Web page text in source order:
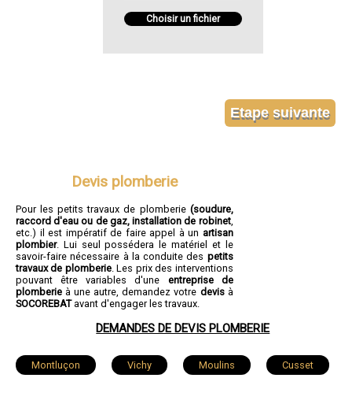
Choisir un fichier
Devis plomberie
Pour les petits travaux de plomberie (soudure,
raccord d'eau ou de gaz, installation de robinet,
etc.) il est impératif de faire appel à un artisan
plombier. Lui seul possédera le matériel et le
savoir-faire nécessaire à la conduite des petits
travaux de plomberie. Les prix des interventions
pouvant être variables d'une entreprise de
plomberie à une autre, demandez votre devisà
SOCOREBATavant d'engager les travaux.
DEMANDES DE DEVIS PLOMBERIE
Montluçon Vichy Moulins Cusset